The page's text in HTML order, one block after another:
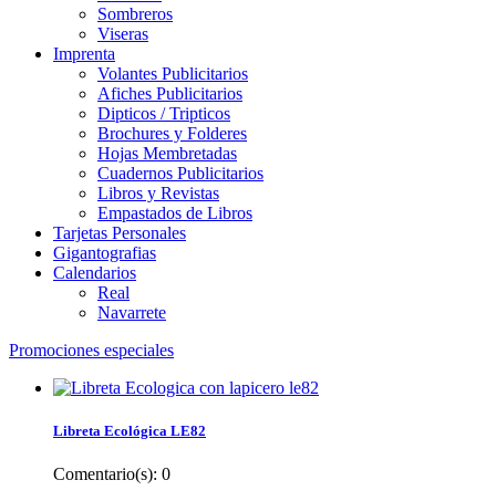
Sombreros
Viseras
Imprenta
Volantes Publicitarios
Afiches Publicitarios
Dipticos / Tripticos
Brochures y Folderes
Hojas Membretadas
Cuadernos Publicitarios
Libros y Revistas
Empastados de Libros
Tarjetas Personales
Gigantografias
Calendarios
Real
Navarrete
Promociones especiales
Libreta Ecológica LE82
Comentario(s): 0